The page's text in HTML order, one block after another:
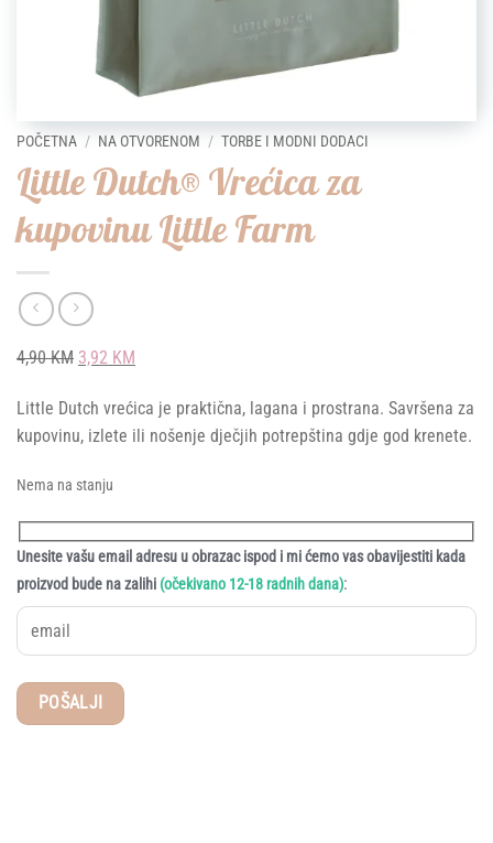
POČETNA / NA OTVORENOM / TORBE I MODNI DODACI
Little Dutch® Vrećica za
kupovinu Little Farm
4,90KM Original
was:
4,90 KM.
3,92 KM
is:
3,92 KM.
Little Dutch vrećica je praktična, lagana i prostrana. Savršena za
kupovinu, izlete ili nošenje dječjih potrepština gdje god krenete.
Nema na stanju
Unesite vašu email adresu u obrazac ispod i mi ćemo vas obavijestiti kada
proizvod bude na zalihi (očekivano 12-18 radnih dana):